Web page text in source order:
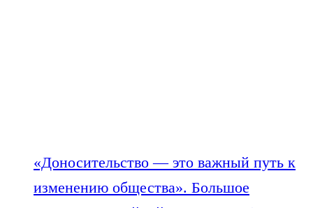
«Доносительство — это важный путь к
изменению общества». Большое